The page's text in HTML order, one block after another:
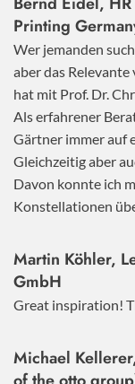
Printing
Wer jemanden
aber das
hat mit Prof. Dr.
Als erfahrener
Gärtner immer auf
Gleichzeitig aber
Davon konnte ich
Konstellationen
Martin Köhler,
GmbH
Great inspiration!
Michael